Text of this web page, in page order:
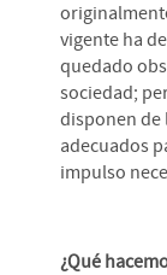
vigente ha
quedado
sociedad;
disponen de
adecuados
impulso
¿Qué